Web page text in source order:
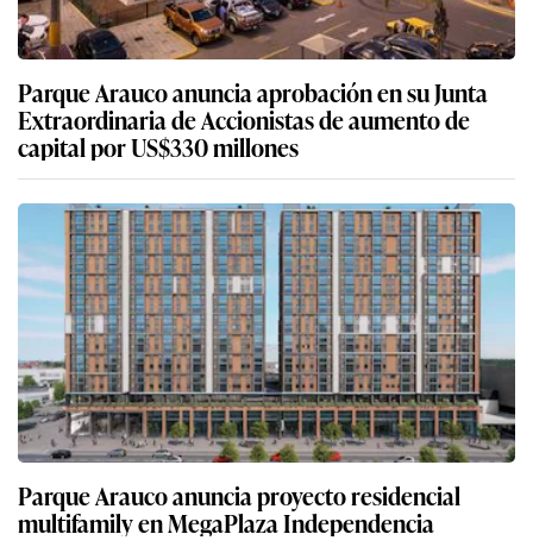
Parque Arauco anuncia aprobación en su Junta
Extraordinaria de Accionistas de aumento de
capital por US$330 millones
Parque Arauco anuncia proyecto residencial
multifamily en MegaPlaza Independencia